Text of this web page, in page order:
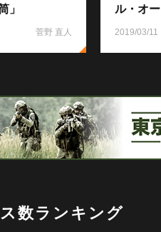
」
菅野 直人
ル・オ
2019/03/11
数ランキング